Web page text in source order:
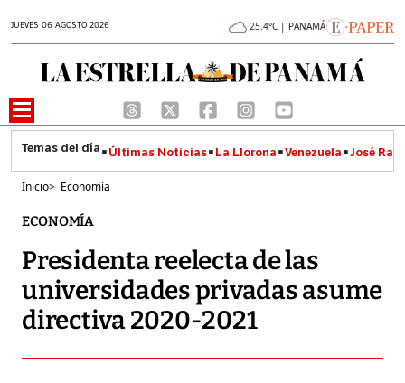
JUEVES 06 AGOSTO 2026 25.4°C | PANAMÁ
Últimas Noticias La Llorona Venezuela José
Inicio> Economía
ECONOMÍA
Presidenta reelecta de las
universidades privadas asume
directiva 2020-2021